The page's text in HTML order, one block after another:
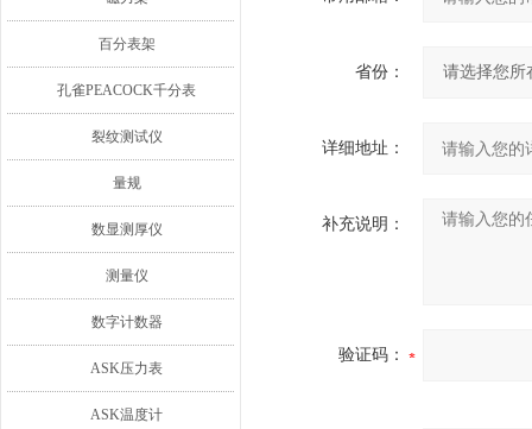
百分表架
孔雀PEACOCK千分表
裂纹测试仪
量规
数显测厚仪
测量仪
数字计数器
ASK压力表
ASK温度计
省份：
详细地址：
补充说明：
验证码：